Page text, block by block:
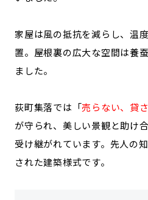
家屋は風の抵抗を減らし、温
置。屋根裏の広大な空間は養
ました。
荻町集落では「売らない、貸
が守られ、美しい景観と助け
受け継がれています。先人の
された建築様式です。